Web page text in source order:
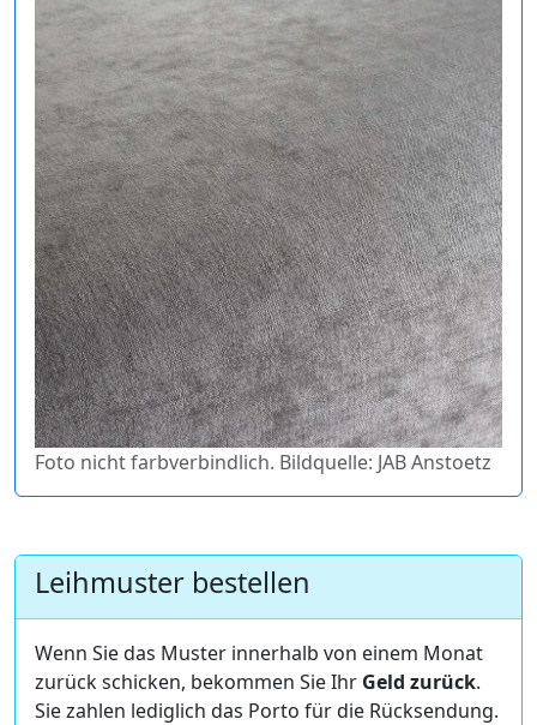
Foto nicht farbverbindlich. Bildquelle: JAB Anstoetz
Leihmuster bestellen
Wenn Sie das Muster innerhalb von einem Monat
zurück schicken, bekommen Sie Ihr Geld zurück.
Sie zahlen lediglich das Porto für die Rücksendung.